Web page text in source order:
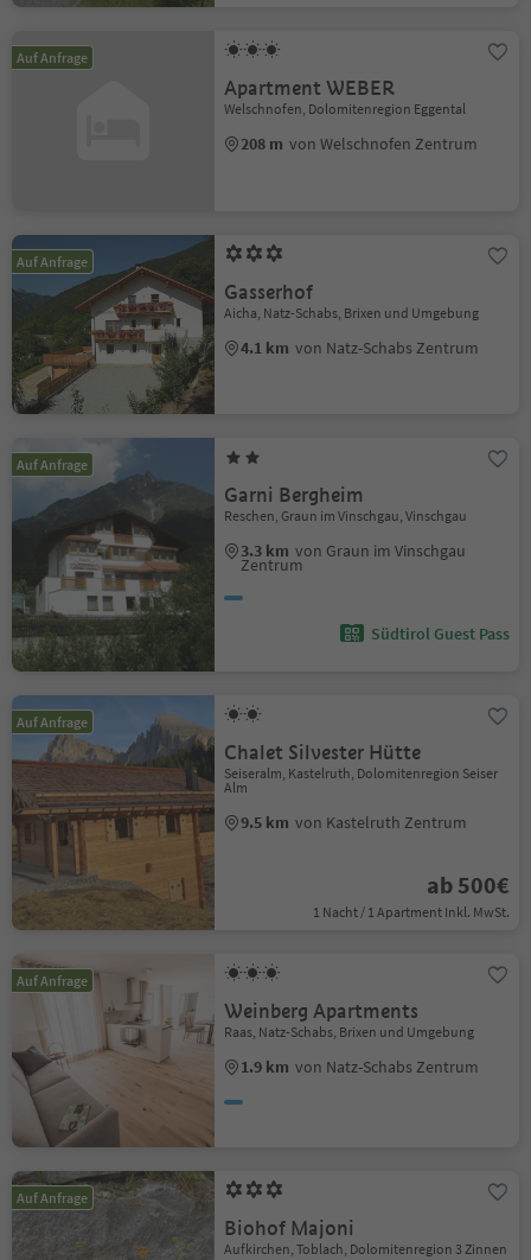
Auf Anfrage
Apartment WEBER
Welschnofen, Dolomitenregion Eggental
208 m von Welschnofen Zentrum
Auf Anfrage
Gasserhof
Aicha, Natz-Schabs, Brixen und Umgebung
4.1 km von Natz-Schabs Zentrum
Auf Anfrage
Garni Bergheim
Reschen, Graun im Vinschgau, Vinschgau
3.3 km von Graun im Vinschgau
Zentrum
Südtirol Guest Pass
Auf Anfrage
Chalet Silvester Hütte
Seiseralm, Kastelruth, Dolomitenregion Seiser
Alm
9.5 km von Kastelruth Zentrum
ab 500€
1 Nacht / 1 Apartment Inkl. MwSt.
Auf Anfrage
Weinberg Apartments
Raas, Natz-Schabs, Brixen und Umgebung
1.9 km von Natz-Schabs Zentrum
Auf Anfrage
Biohof Majoni
Aufkirchen, Toblach, Dolomitenregion 3 Zinnen